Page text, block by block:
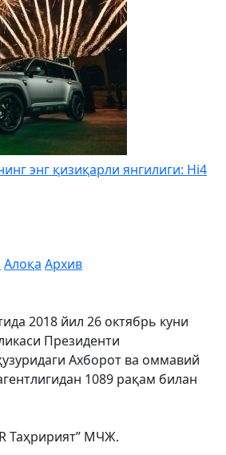
энг қизиқарли янгилиги: Hi4
Алоқа Архив
2018 йил 26 октябрь куни
Президенти
Ахборот ва оммавий
1089 рақам билан
Таҳририят” МЧЖ.